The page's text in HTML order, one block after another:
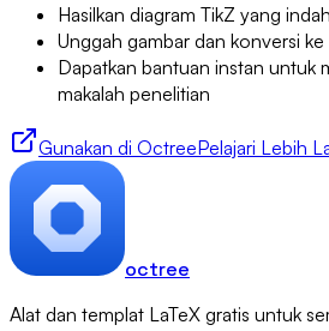
Hasilkan diagram TikZ yang
Unggah gambar dan konversi
Dapatkan bantuan instan untuk
makalah penelitian
Gunakan di OctreePelajari Lebih
octree
Alat dan templat LaTeX gratis untuk